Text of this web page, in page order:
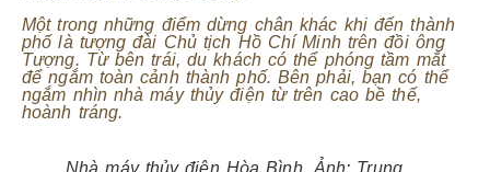
Một trong những điểm dừng chân khác khi đến thành
phố là tượng đài Chủ tịch Hồ Chí Minh trên đồi ông
Tượng. Từ bên trái, du khách có thể phóng tầm mắt
để ngắm toàn cảnh thành phố. Bên phải, bạn có thể
ngắm nhìn nhà máy thủy điện từ trên cao bề thế,
hoành tráng.
Nhà máy thủy điện Hòa Bình. Ảnh: Trung